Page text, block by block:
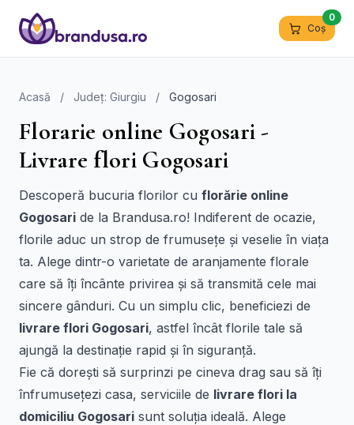
Coș
0
Acasă / Județ: Giurgiu / Gogosari
Florarie online Gogosari -
Livrare flori Gogosari
Descoperă bucuria florilor cu florărie online
Gogosari de la Brandusa.ro! Indiferent de ocazie,
florile aduc un strop de frumusețe și veselie în viața
ta. Alege dintr-o varietate de aranjamente florale
care să îți încânte privirea și să transmită cele mai
sincere gânduri. Cu un simplu clic, beneficiezi de
livrare flori Gogosari, astfel încât florile tale să
ajungă la destinație rapid și în siguranță.
Fie că dorești să surprinzi pe cineva drag sau să îți
înfrumusețezi casa, serviciile de livrare flori la
domiciliu Gogosari sunt soluția ideală. Alege